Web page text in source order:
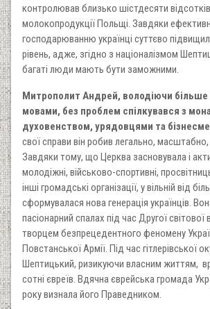
контролював близько шістдесяти
молокопродукції Польщі. Завдяки
господарюванню українці суттєво
рівень, адже, згідно з націоналізмом
багаті люди мають бути заможними.
Митрополит Андрей, володіючи
мовами, без проблем спілкувався з
духовенством, урядовцями та
свої справи він робив легально,
Завдяки тому, що Церква засновувала і
молодіжні, військово-спортивні,
інші громадські організації, у вільній від
сформувалася нова генерація українців.
пасіонарний спалах під час Другої світової
творцем безпрецедентного феномену
Повстанської Армії. Під час гітлерівської
Шептицький, ризикуючи власним життям,
сотні євреїв. Вдячна єврейська громада
року визнала його Праведником.